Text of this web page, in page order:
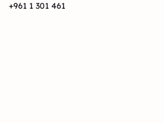
+961 1 301 461